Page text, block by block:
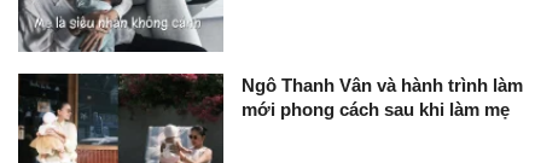
Ngô Thanh Vân và hành trình làm
mới phong cách sau khi làm mẹ